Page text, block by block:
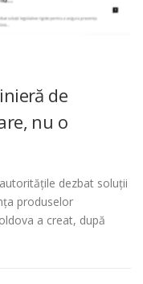
de
nu o
dezbat soluții
produselor
a creat, după